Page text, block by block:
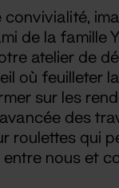
de la famille
atelier de
où feuilleter
sur les
des
roulettes qui
entre nous et